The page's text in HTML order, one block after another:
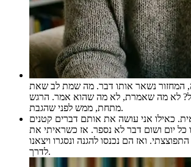
המחזור נשאר אותו דבר. מה שמת לב שאת
לא מה שאמרת, לא מה שהוא אמר. הרגש
מתחת, ממש לפני שהגבת.
כאילו אני עושה את אותם דברים קטנים
כל יום ושום דבר לא נספר. אז כשראיתי את
ואז הם נכנסו להגנה ונסגרו ויצאנו
לדרך.